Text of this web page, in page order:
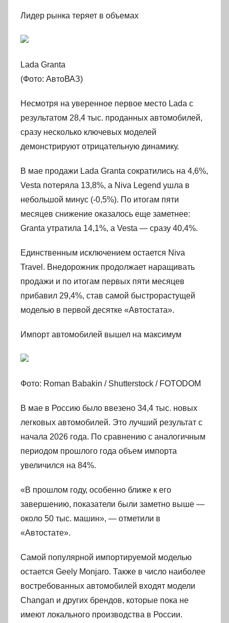
Лидер рынка теряет в объемах
Lada Granta
(Фото: АвтоВАЗ)
Несмотря на уверенное первое место Lada с
результатом 28,4 тыс. проданных автомобилей,
сразу несколько ключевых моделей
демонстрируют отрицательную динамику.
В мае продажи Lada Granta сократились на 4,6%,
Vesta потеряла 13,8%, а Niva Legend ушла в
небольшой минус (-0,5%). По итогам пяти
месяцев снижение оказалось еще заметнее:
Granta утратила 14,1%, а Vesta — сразу 40,4%.
Единственным исключением остается Niva
Travel. Внедорожник продолжает наращивать
продажи и по итогам первых пяти месяцев
прибавил 29,4%, став самой быстрорастущей
моделью в первой десятке «Автостата».
Импорт автомобилей вышел на максимум
Фото: Roman Babakin / Shutterstock / FOTODOM
В мае в Россию было ввезено 34,4 тыс. новых
легковых автомобилей. Это лучший результат с
начала 2026 года. По сравнению с аналогичным
периодом прошлого года объем импорта
увеличился на 84%.
«В прошлом году, особенно ближе к его
завершению, показатели были заметно выше —
около 50 тыс. машин», — отметили в
«Автостате».
Самой популярной импортируемой моделью
остается Geely Monjaro. Также в число наиболее
востребованных автомобилей входят модели
Changan и других брендов, которые пока не
имеют локального производства в России.